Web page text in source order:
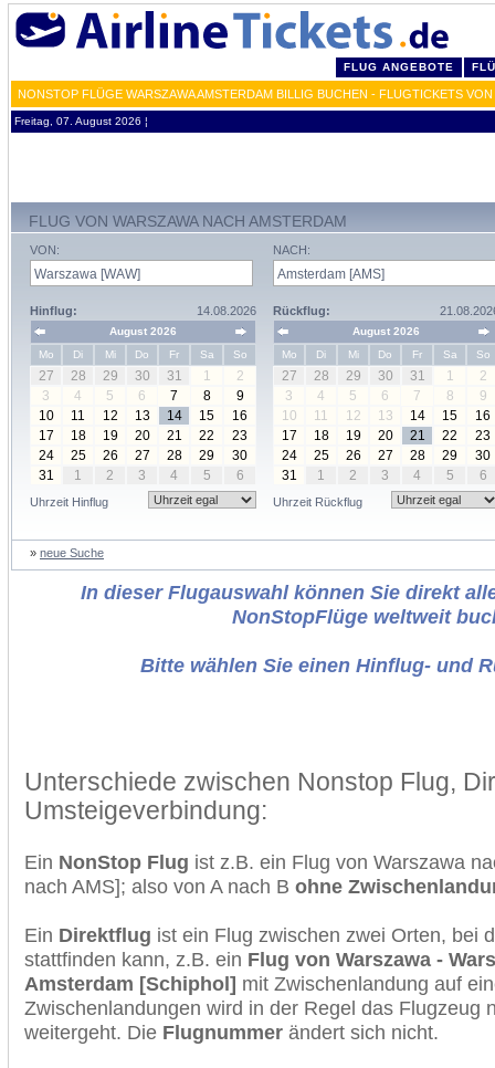
FLUG ANGEBOTE
NONSTOP FLÜGE WARSZAWA AMSTERDAM BILLIG BUCHEN - FLUGTICKETS VON
Freitag, 07. August 2026 ¦
FLUG VON WARSZAWA NACH AMSTERDAM
VON:
Hinflug: 14.08.2026
August 2026
Mo
Di Mi Do Fr Sa So
27 28 29 30 31 1
2
3
4 5 6 7 8
9
10
11 12 13 14 15
16
17
18 19 20 21 22
23
24
25 26 27 28 29
30
31
1 2 3 4 5 6
Uhrzeit Hinflug
NACH:
Rückflug:
August 2026
Mo
Di Mi Do Fr Sa So
27 28 29 30 31 1
2
3
4 5 6 7 8
9
10
11 12 13 14 15
16
17
18 19 20 21 22
23
24
25 26 27 28 29
30
31
1 2 3 4 5 6
Uhrzeit Rückflug
» neue Suche
In dieser Flugauswahl können Sie direkt
NonStopFlüge weltweit
Bitte wählen Sie einen Hinflug- und
Unterschiede zwischen Nonstop Flug,
Umsteigeverbindung:
Ein NonStop Flug ist z.B. ein Flug von Warszawa
nach AMS]; also von A nach B ohne
Ein Direktflug ist ein Flug zwischen zwei Orten, bei
stattfinden kann, z.B. ein Flug von Warszawa -
Amsterdam [Schiphol] mit Zwischenlandung auf
Zwischenlandungen wird in der Regel das Flugzeug
weitergeht. Die Flugnummer ändert sich nicht.